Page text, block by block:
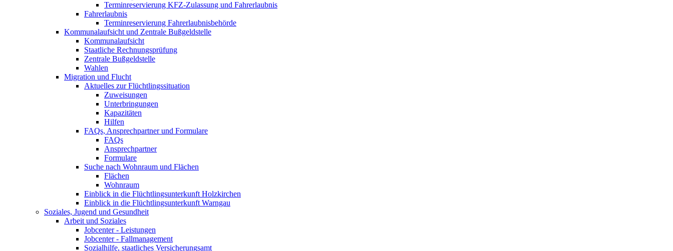
Terminreservierung KFZ-Zulassung und Fahrerlaubnis
Fahrerlaubnis
Terminreservierung Fahrerlaubnisbehörde
Kommunalaufsicht und Zentrale Bußgeldstelle
Kommunalaufsicht
Staatliche Rechnungsprüfung
Zentrale Bußgeldstelle
Wahlen
Migration und Flucht
Aktuelles zur Flüchtlingssituation
Zuweisungen
Unterbringungen
Kapazitäten
Hilfen
FAQs, Ansprechpartner und Formulare
FAQs
Ansprechpartner
Formulare
Suche nach Wohnraum und Flächen
Flächen
Wohnraum
Einblick in die Flüchtlingsunterkunft Holzkirchen
Einblick in die Flüchtlingsunterkunft Warngau
Soziales, Jugend und Gesundheit
Arbeit und Soziales
Jobcenter - Leistungen
Jobcenter - Fallmanagement
Sozialhilfe, staatliches Versicherungsamt